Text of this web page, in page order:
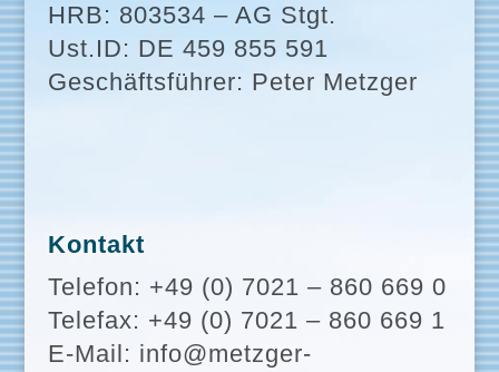
HRB: 803534 – AG Stgt.
Ust.ID: DE 459 855 591
Geschäftsführer: Peter Metzger
Kontakt
Telefon: +49 (0) 7021 – 860 669 0
Telefax: +49 (0) 7021 – 860 669 1
E-Mail: info@metzger-